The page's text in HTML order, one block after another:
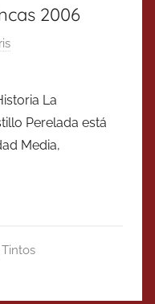
2006
La
Perelada está
Media,
Tintos